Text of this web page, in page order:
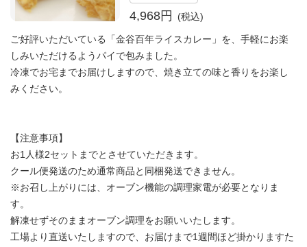
4,968円
ご好評いただいている「金谷百年ライスカレー」を、手軽にお楽
しみいただけるようパイで包みました。
冷凍でお宅までお届けしますので、焼き立ての味と香りをお楽し
みください。
【注意事項】
お1人様2セットまでとさせていただきます。
クール便発送のため通常商品と同梱発送できません。
※お召し上がりには、オーブン機能の調理家電が必要となりま
す。
解凍せずそのままオーブン調理をお願いいたします。
工場より直送いたしますので、お届けまで1週間ほど掛かりますた